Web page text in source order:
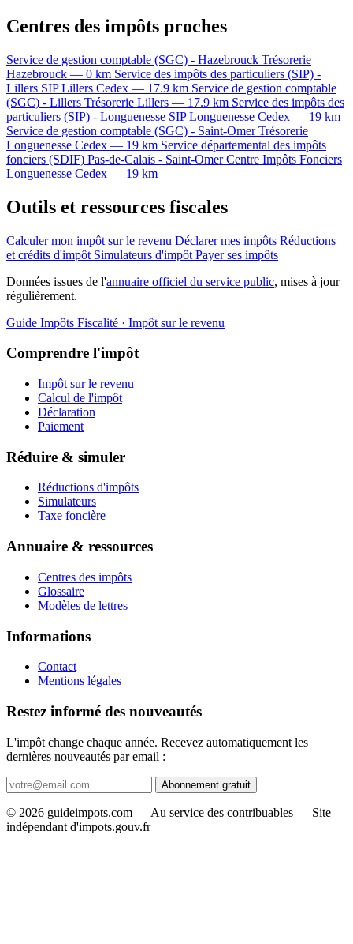
Centres des impôts proches
Service de gestion comptable (SGC) - Hazebrouck Trésorerie
Hazebrouck — 0 km Service des impôts des particuliers (SIP) -
Lillers SIP Lillers Cedex — 17.9 km Service de gestion comptable
(SGC) - Lillers Trésorerie Lillers — 17.9 km Service des impôts des
particuliers (SIP) - Longuenesse SIP Longuenesse Cedex — 19 km
Service de gestion comptable (SGC) - Saint-Omer Trésorerie
Longuenesse Cedex — 19 km Service départemental des impôts
fonciers (SDIF) Pas-de-Calais - Saint-Omer Centre Impôts Fonciers
Longuenesse Cedex — 19 km
Outils et ressources fiscales
Calculer mon impôt sur le revenu Déclarer mes impôts Réductions
et crédits d'impôt Simulateurs d'impôt Payer ses impôts
Données issues de l'annuaire officiel du service public, mises à jour
régulièrement.
Guide Impôts Fiscalité · Impôt sur le revenu
Comprendre l'impôt
Impôt sur le revenu
Calcul de l'impôt
Déclaration
Paiement
Réduire & simuler
Réductions d'impôts
Simulateurs
Taxe foncière
Annuaire & ressources
Centres des impôts
Glossaire
Modèles de lettres
Informations
Contact
Mentions légales
Restez informé des nouveautés
L'impôt change chaque année. Recevez automatiquement les
dernières nouveautés par email :
Abonnement gratuit
© 2026 guideimpots.com — Au service des contribuables — Site
indépendant d'impots.gouv.fr